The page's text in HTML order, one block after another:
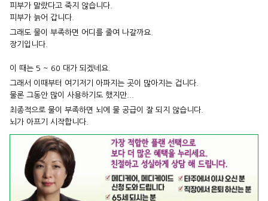
피부가 말랐다고 죽지 않습니다.
피부가 늙어 갑니다.
그래도 물이 부족하면 어디를 줄여 나갈까요.
장기입니다.
이 때는 5 ~ 60 대가 되겠네요.
그래서 이때부터 여기저기 아파지는 곳이 많아지는 겁니다.
물론 그동안 많이 사용하기도 했지만...
최종적으로 물이 부족하면 뇌에 물 공급이 잘 되지 않습니다.
뇌가 아프기 시작합니다.